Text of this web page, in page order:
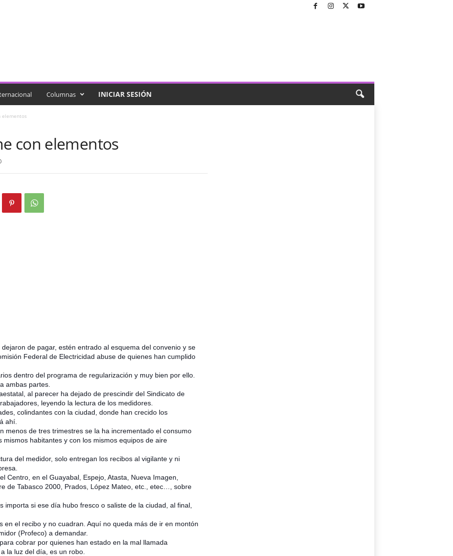
Columnas INICIAR SESIÓN
elementos
con elementos
de pagar, estén entrado al esquema del convenio y se
Federal de Electricidad abuse de quienes han cumplido
dentro del programa de regularización y muy bien por ello.
ambas partes.
al parecer ha dejado de prescindir del Sindicato de
leyendo la lectura de los medidores.
colindantes con la ciudad, donde han crecido los
ahí.
menos de tres trimestres se la ha incrementado el consumo
habitantes y con los mismos equipos de aire
del medidor, solo entregan los recibos al vigilante y ni
Centro, en el Guayabal, Espejo, Atasta, Nueva Imagen,
de Tabasco 2000, Prados, López Mateo, etc., etec…, sobre
importa si ese día hubo fresco o saliste de la ciudad, al final,
en el recibo y no cuadran. Aquí no queda más de ir en montón
(Profeco) a demandar.
cobrar por quienes han estado en la mal llamada
la luz del día, es un robo.